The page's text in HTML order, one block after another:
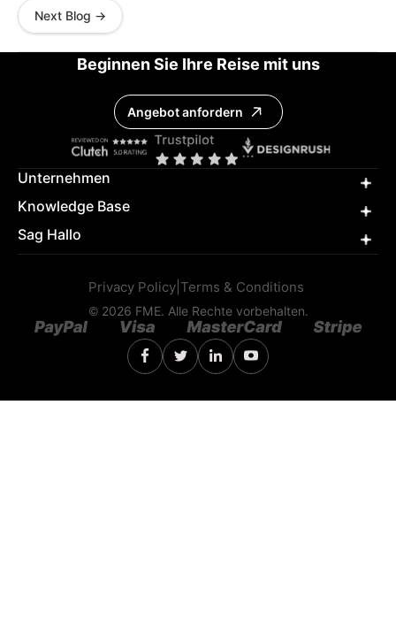
Next Blog →
Beginnen Sie Ihre Reise mit uns
Angebot anfordern
Unternehmen
Knowledge Base
Sag Hallo
Privacy Policy| Terms & Conditions
© 2026 FME. Alle Rechte vorbehalten.